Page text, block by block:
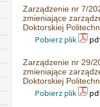
Zarządzenie nr 7/
zmieniające
Doktorskiej
Pobierz plik
Zarządzenie nr 29/
zmieniające
Doktorskiej
Pobierz plik